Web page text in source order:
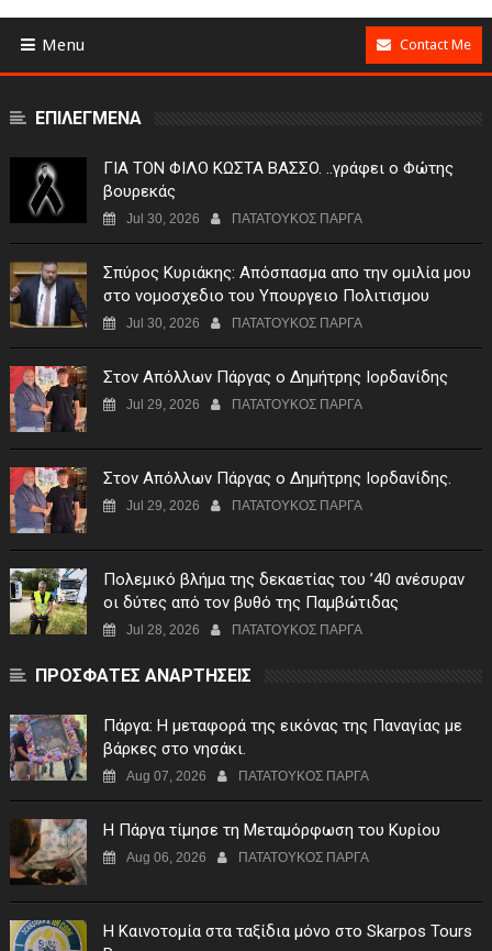
Menu Contact Me
ΕΠΙΛΕΓΜΕΝΑ
ΓIA TON ΦIΛO KΩΣTA BAΣΣO. ..γράφει ο Φώτης
βουρεκάς
Jul 30, 2026 ΠΑΤΑΤΟΥΚΟΣ ΠΑΡΓΑ
Σπύρος Κυριάκης: Απόσπασμα απο την ομιλία μου
στο νομοσχεδιο του Υπουργειο Πολιτισμου
Jul 30, 2026 ΠΑΤΑΤΟΥΚΟΣ ΠΑΡΓΑ
Στον Απόλλων Πάργας ο Δημήτρης Ιορδανίδης
Jul 29, 2026 ΠΑΤΑΤΟΥΚΟΣ ΠΑΡΓΑ
Στον Απόλλων Πάργας ο Δημήτρης Ιορδανίδης.
Jul 29, 2026 ΠΑΤΑΤΟΥΚΟΣ ΠΑΡΓΑ
Πολεμικό βλήμα της δεκαετίας του ’40 ανέσυραν
οι δύτες από τον βυθό της Παμβώτιδας
Jul 28, 2026 ΠΑΤΑΤΟΥΚΟΣ ΠΑΡΓΑ
ΠΡΟΣΦΑΤΕΣ ΑΝΑΡΤΗΣΕΙΣ
Πάργα: Η μεταφορά της εικόνας της Παναγίας με
βάρκες στο νησάκι.
Aug 07, 2026 ΠΑΤΑΤΟΥΚΟΣ ΠΑΡΓΑ
Η Πάργα τίμησε τη Μεταμόρφωση του Κυρίου
Aug 06, 2026 ΠΑΤΑΤΟΥΚΟΣ ΠΑΡΓΑ
Η Καινοτομία στα ταξίδια μόνο στο Skarpos Tours